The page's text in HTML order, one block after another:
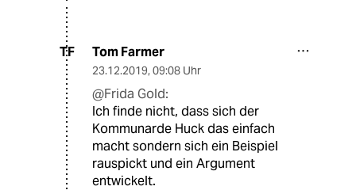
TF Tom Farmer
23.12.2019, 09:08 Uhr
@Frida Gold:
Ich finde nicht, dass sich der
Kommunarde Huck das einfach
macht sondern sich ein Beispiel
rauspickt und ein Argument
entwickelt.